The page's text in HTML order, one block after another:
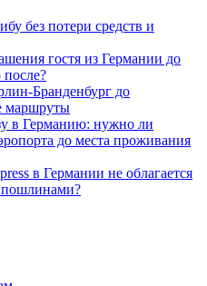
без потери средств и
гостя из Германии до
Бранденбург до
маршруты
в Германию: нужно ли
до места проживания
в Германии не облагается